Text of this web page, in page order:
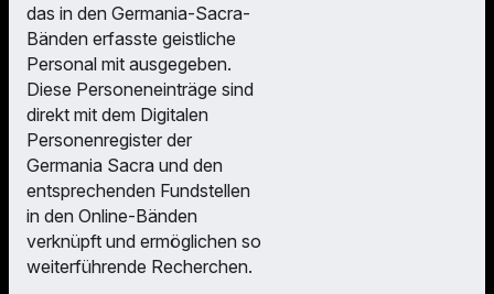
das in den Germania-Sacra-
Bänden erfasste geistliche
Personal mit ausgegeben.
Diese Personeneinträge sind
direkt mit dem Digitalen
Personenregister der
Germania Sacra und den
entsprechenden Fundstellen
in den Online-Bänden
verknüpft und ermöglichen so
weiterführende Recherchen.